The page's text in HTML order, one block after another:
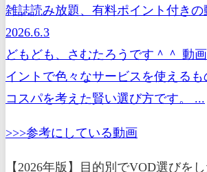
雑誌読み放題、有料ポイント付き
2026.6.3
どもども、さむたろうです＾＾ 動
イントで色々なサービスを使える
コスパを考えた賢い選び方です。 ...
>>>参考にしている動画
【2026年版】目的別でVOD選びを